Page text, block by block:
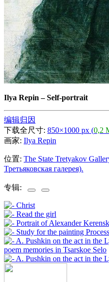
Ilya Repin –Self-portrait
编辑归因
下载全尺寸: 850×1000 px (0,2
画家: Ilya Repin
位置: The State Tretyakov
Третьяковская галерея).
专辑: